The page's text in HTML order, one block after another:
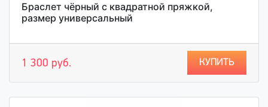
Браслет чёрный с квадратной пряжкой,
размер универсальный
1 300 руб. КУПИТЬ